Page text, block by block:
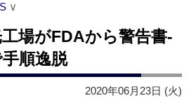
∨
工場がFDAから警告書‐
順逸脱
2020年06月23日 (火)